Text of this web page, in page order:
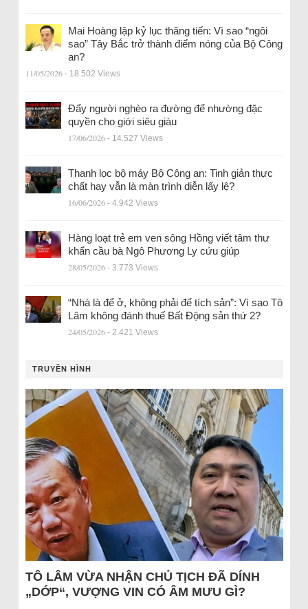
Mai Hoàng lập kỷ lục thăng tiến: Vì sao “ngôi
sao” Tây Bắc trở thành điểm nóng của Bộ Công
an?
11/05/2026 - 18.502 Views
Đẩy người nghèo ra đường để nhường đặc
quyền cho giới siêu giàu
17/06/2026 - 14.527 Views
Thanh lọc bộ máy Bộ Công an: Tinh giản thực
chất hay vẫn là màn trình diễn lấy lệ?
16/06/2026 - 4.942 Views
Hàng loạt trẻ em ven sông Hồng viết tâm thư
khẩn cầu bà Ngô Phương Ly cứu giúp
28/05/2026 - 3.773 Views
“Nhà là để ở, không phải để tích sản”: Vì sao Tô
Lâm không đánh thuế Bất Động sản thứ 2?
24/05/2026 - 2.421 Views
TRUYỀN HÌNH
TÔ LÂM VỪA NHẬN CHỦ TỊCH ĐÃ DÍNH
„DỚP“, VƯỢNG VIN CÓ ÂM MƯU GÌ?